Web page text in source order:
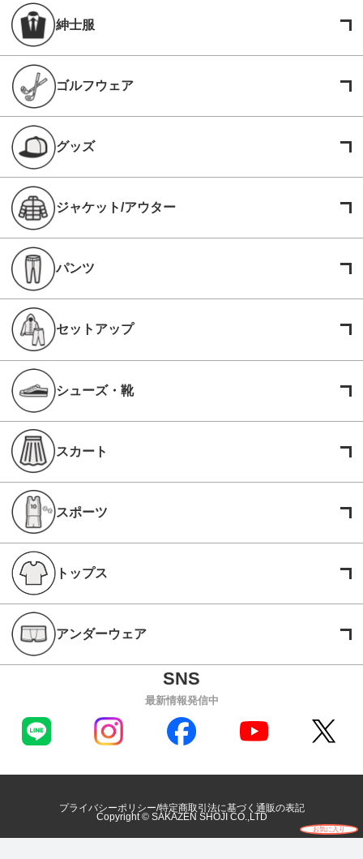
お気に入り
紳士服
ゴルフウェア
グッズ
ジャケット/アウター
パンツ
セットアップ
シューズ・靴
スカート
スポーツ
トップス
アンダーウェア
最新情報発信中
プライバシーポリシー 特定商取引法に基づく通販の表記
Copyright © SAKAZEN SHOJI CO.,LTD